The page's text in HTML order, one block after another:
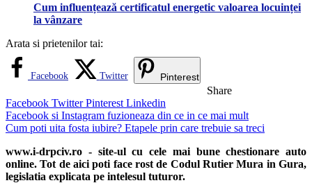
Cum influențează certificatul energetic valoarea locuinței
la vânzare
Arata si prietenilor tai:
Facebook Twitter Pinterest
Share
Facebook TwitterPinterest Linkedin
Navigare
în
articole
Facebook si Instagram fuzioneaza din ce in ce mai mult
Cum poti uita fosta iubire? Etapele prin care trebuie sa treci
www.i-drpciv.ro - site-ul cu cele mai bune chestionare auto
online. Tot de aici poti face rost de Codul Rutier Mura in Gura,
legislatia explicata pe intelesul tuturor.